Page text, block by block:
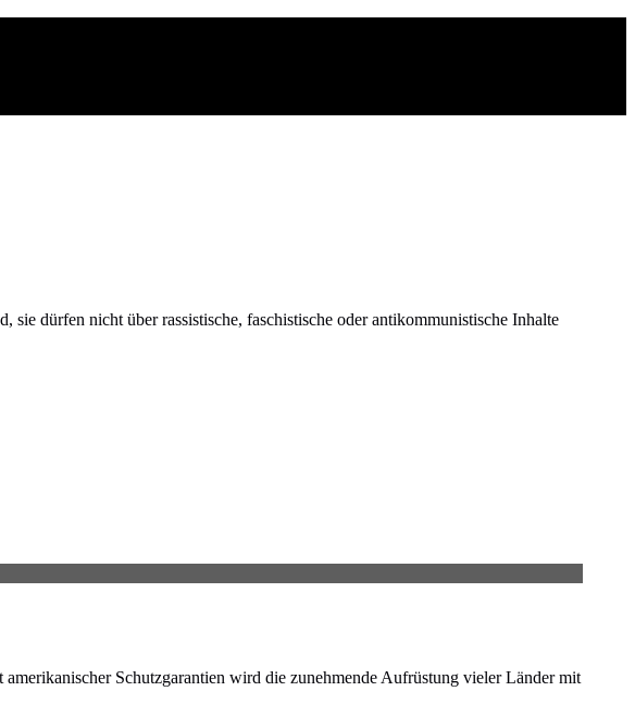
dürfen nicht über rassistische, faschistische oder antikommunistische Inhalte
Schutzgarantien wird die zunehmende Aufrüstung vieler Länder mit